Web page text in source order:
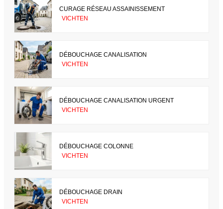
CURAGE RÉSEAU ASSAINISSEMENT
VICHTEN
DÉBOUCHAGE CANALISATION
VICHTEN
DÉBOUCHAGE CANALISATION URGENT
VICHTEN
DÉBOUCHAGE COLONNE
VICHTEN
DÉBOUCHAGE DRAIN
VICHTEN